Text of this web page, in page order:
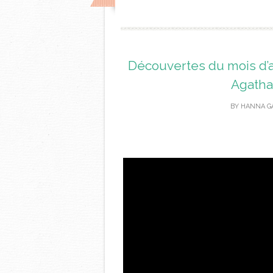
Découvertes du mois
BY HANNA